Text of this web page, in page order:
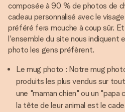
composée à 90 % de photos de
cadeau personnalisé avec le
préféré fera mouche à coup sûr.
l'ensemble du site nous indiquent
photo les gens préfèrent.
Le mug photo : Notre mug
produits les plus vendus sur
une "maman chien" ou un "papa
la tête de leur animal est le